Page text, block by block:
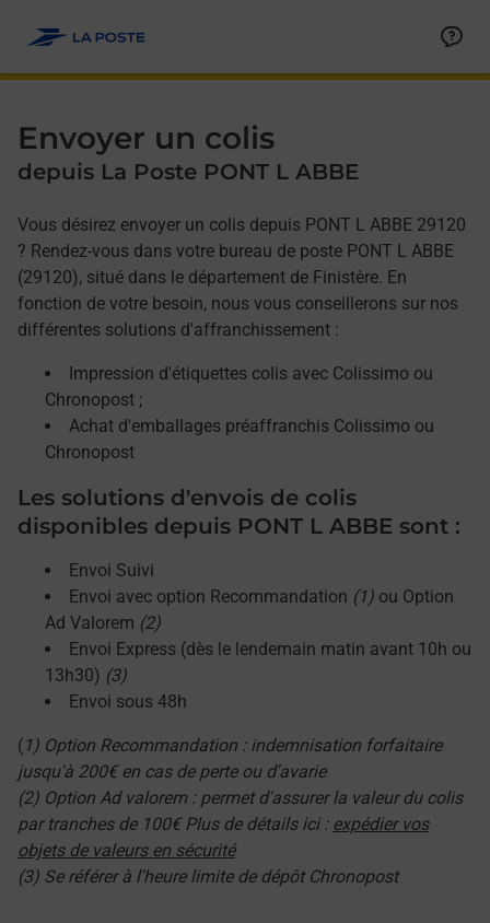
Envoyer un colis
depuis La Poste PONT L ABBE
Vous désirez envoyer un colis depuis PONT L ABBE 29120
? Rendez-vous dans votre bureau de poste PONT L ABBE
(29120), situé dans le département de Finistère. En
fonction de votre besoin, nous vous conseillerons sur nos
différentes solutions d'affranchissement :
Impression d'étiquettes colis avec Colissimo ou
Chronopost ;
Achat d'emballages préaffranchis Colissimo ou
Chronopost
Les solutions d'envois de colis
disponibles depuis PONT L ABBE sont :
Envoi Suivi
Envoi avec option Recommandation (1) ou Option
Ad Valorem (2)
Envoi Express (dès le lendemain matin avant 10h ou
13h30) (3)
Envoi sous 48h
( 1) Option Recommandation : indemnisation forfaitaire
jusqu'à 200€ en cas de perte ou d'avarie
(2) Option Ad valorem : permet d'assurer la valeur du colis
par tranches de 100€ Plus de détails ici : expédier vos
objets de valeurs en sécurité
(3) Se référer à l'heure limite de dépôt Chronopost